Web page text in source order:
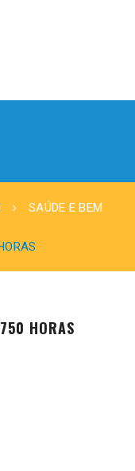
SAÚDE E BEM
HORAS